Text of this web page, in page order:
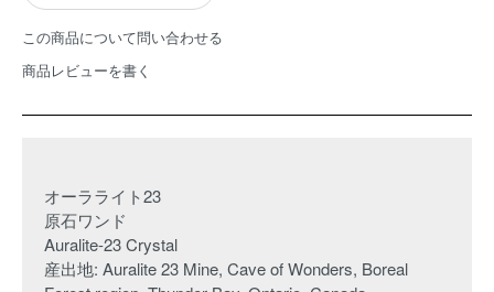
この商品について問い合わせる
商品レビューを書く
オーラライト23
原石ワンド
Auralite-23 Crystal
産出地: Auralite 23 Mine, Cave of Wonders, Boreal